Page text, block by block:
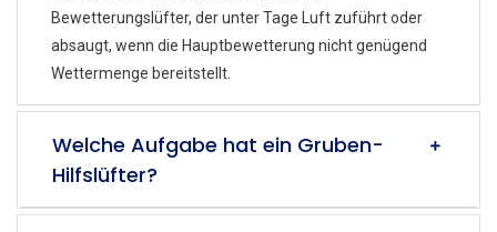
Bewetterungslüfter, der unter Tage Luft zuführt oder
absaugt, wenn die Hauptbewetterung nicht genügend
Wettermenge bereitstellt.
Welche Aufgabe hat ein Gruben-
Hilfslüfter?